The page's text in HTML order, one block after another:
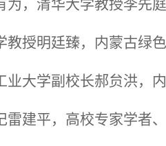
，清华大学教授李先
授明廷臻，内蒙古绿
大学副校长郝贠洪，
建平，高校专家学者